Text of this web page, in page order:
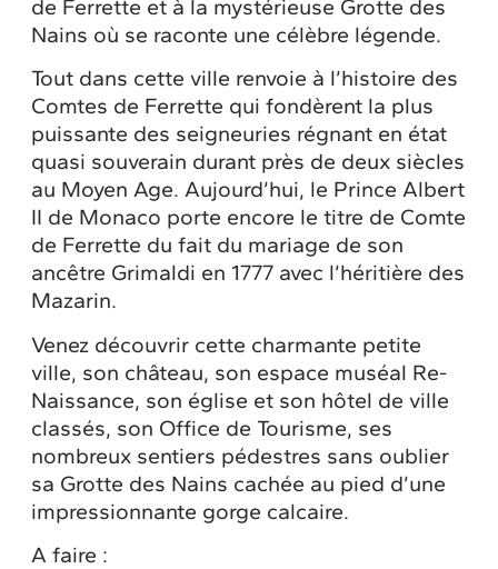
de Ferrette et à la mystérieuse Grotte des
Nains où se raconte une célèbre légende.
Tout dans cette ville renvoie à l’histoire des
Comtes de Ferrette qui fondèrent la plus
puissante des seigneuries régnant en état
quasi souverain durant près de deux siècles
au Moyen Age. Aujourd’hui, le Prince Albert
II de Monaco porte encore le titre de Comte
de Ferrette du fait du mariage de son
ancêtre Grimaldi en 1777 avec l’héritière des
Mazarin.
Venez découvrir cette charmante petite
ville, son château, son espace muséal Re-
Naissance, son église et son hôtel de ville
classés, son Office de Tourisme, ses
nombreux sentiers pédestres sans oublier
sa Grotte des Nains cachée au pied d’une
impressionnante gorge calcaire.
A faire :